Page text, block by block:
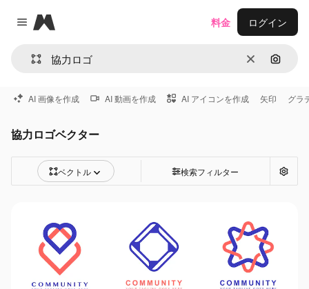
Close menu
Magnific
消去 画像で
料金 ログイン
AI 画像を作成 AI 動画を作成 AI アイコンを作成 矢印 グラ
協力ロゴベクター
ベクトル 検索フィルター